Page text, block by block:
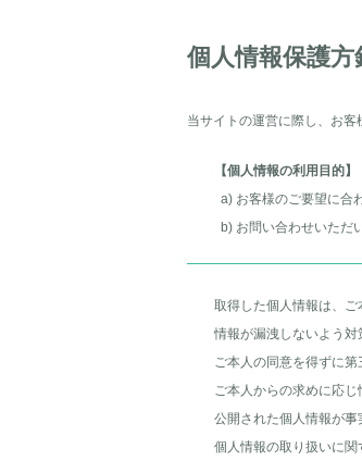
個人情報保護方
当サイトの運営に際し、お
【個人情報の利用目的】
a) お客様のご要望に合
b) お問い合わせいただ
取得した個人情報は、ご
情報が漏洩しないよう対
ご本人の同意を得ずに第
ご本人からの求めに応じ
公開された個人情報が事
個人情報の取り扱いに関